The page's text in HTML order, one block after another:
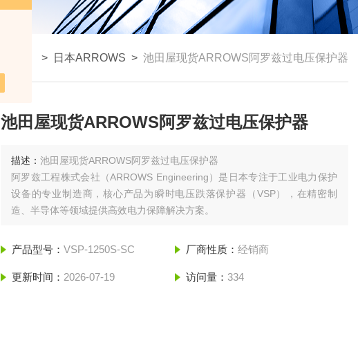
> > 日本ARROWS > 池田屋现货ARROWS阿罗兹过电压保护器
池田屋现货ARROWS阿罗兹过电压保护器
描述：池田屋现货ARROWS阿罗兹过电压保护器
阿罗兹工程株式会社（ARROWS Engineering）是日本专注于工业电力保护
设备的专业制造商，核心产品为‌瞬时电压跌落保护器（VSP）‌，在精密制
造、半导体等领域提供高效电力保障解决方案。
产品型号：​​VSP-1250S-SC 厂商性质： 经销商
更新时间： 2026-07-19 访问量： 334